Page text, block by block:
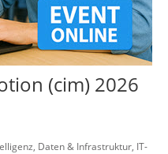
(cim) 2026
Daten & Infrastruktur, IT-